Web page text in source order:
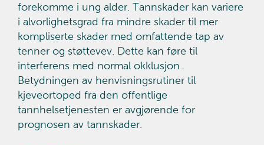
forekomme i ung alder. Tannskader kan variere
i alvorlighetsgrad fra mindre skader til mer
kompliserte skader med omfattende tap av
tenner og støttevev. Dette kan føre til
interferens med normal okklusjon..
Betydningen av henvisningsrutiner til
kjeveortoped fra den offentlige
tannhelsetjenesten er avgjørende for
prognosen av tannskader.